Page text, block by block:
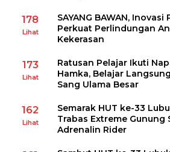
178
Lihat
SAYANG BAWAN,
Perkuat Perlindungan
Kekerasan
173
Lihat
Ratusan Pelajar Ikuti
Hamka, Belajar
Sang Ulama Besar
162
Lihat
Semarak HUT ke-33
Trabas Extreme Gunung
Adrenalin Rider